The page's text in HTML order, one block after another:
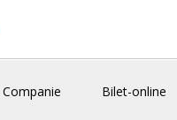
Companie Bilet-online